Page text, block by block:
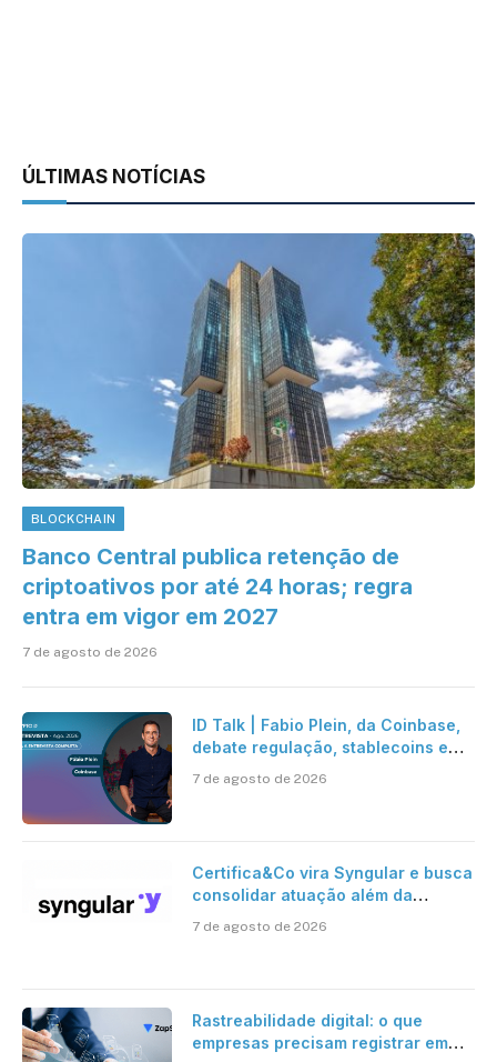
ÚLTIMAS NOTÍCIAS
BLOCKCHAIN
Banco Central publica retenção de
criptoativos por até 24 horas; regra
entra em vigor em 2027
7 de agosto de 2026
ID Talk | Fabio Plein, da Coinbase,
debate regulação, stablecoins e
7 de agosto de 2026
Certifica&Co vira Syngular e busca
consolidar atuação além da
7 de agosto de 2026
Rastreabilidade digital: o que
empresas precisam registrar em